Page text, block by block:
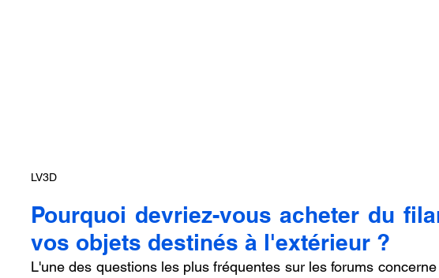
LV3D
Pourquoi devriez-vous acheter du
vos objets destinés à l'extérieur ?
L'une des questions les plus fréquentes sur les forums